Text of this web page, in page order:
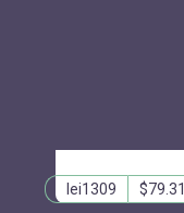
lei1309 $79.31